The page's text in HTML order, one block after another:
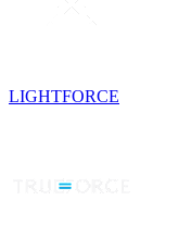
LIGHTFORCE